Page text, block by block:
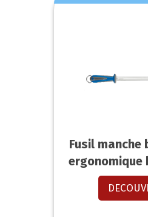
Fusil manche
ergonomique